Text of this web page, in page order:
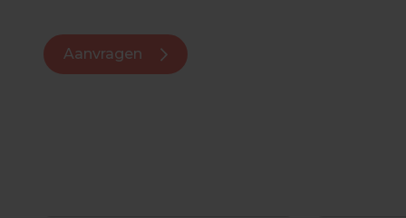
Aanvragen